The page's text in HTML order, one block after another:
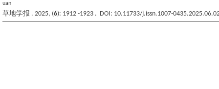
uan
草地学报 . 2025, (6): 1912 -1923 . DOI: 10.11733/j.issn.1007-